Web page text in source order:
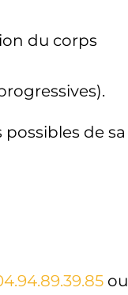
du corps
de sa
ou